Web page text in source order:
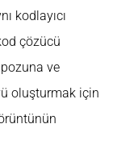
kodlayıcı
çözücü
ve
oluşturmak için